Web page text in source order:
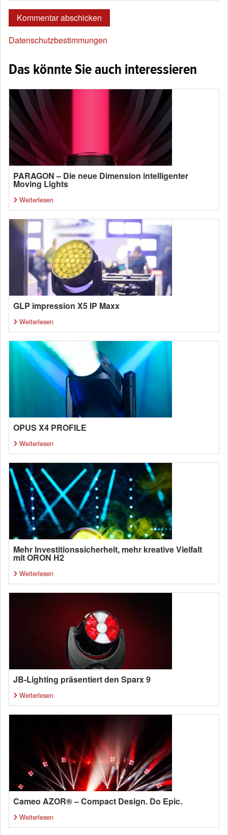
Datenschutzbestimmungen
Das könnte Sie auch interessieren
PARAGON – Die neue Dimension intelligenter
Moving Lights
Weiterlesen
GLP impression X5 IP Maxx
Weiterlesen
OPUS X4 PROFILE
Weiterlesen
Mehr Investitionssicherheit, mehr kreative Vielfalt
mit ORON H2
Weiterlesen
JB-Lighting präsentiert den Sparx 9
Weiterlesen
Cameo AZOR® – Compact Design. Do Epic.
Weiterlesen